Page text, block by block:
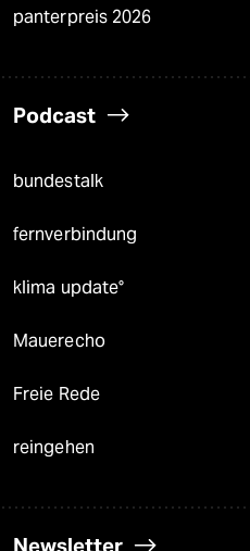
panterpreis 2026
Podcast
bundestalk
fernverbindung
klima update°
Mauerecho
Freie Rede
reingehen
Newsletter